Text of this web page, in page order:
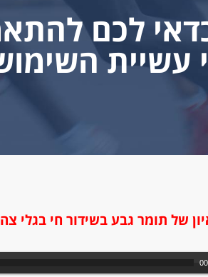
לכם
עשיית
של תומר גבע בשידור חי בגלי